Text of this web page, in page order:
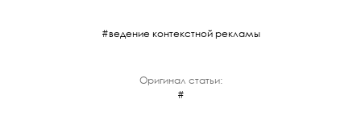
ведение контекстной рекламы
Оригинал статьи: